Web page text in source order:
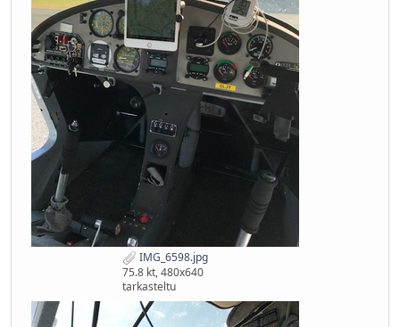
IMG_6598.jpg
75.8 kt, 480x640
tarkasteltu